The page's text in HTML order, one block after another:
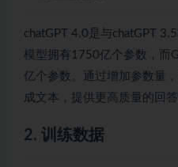
chatGPT 4.0是与chatGPT
模型拥有1750亿个参数，而
亿个参数。通过增加参数量
成文本，提供更高质量的回答
2. 训练数据